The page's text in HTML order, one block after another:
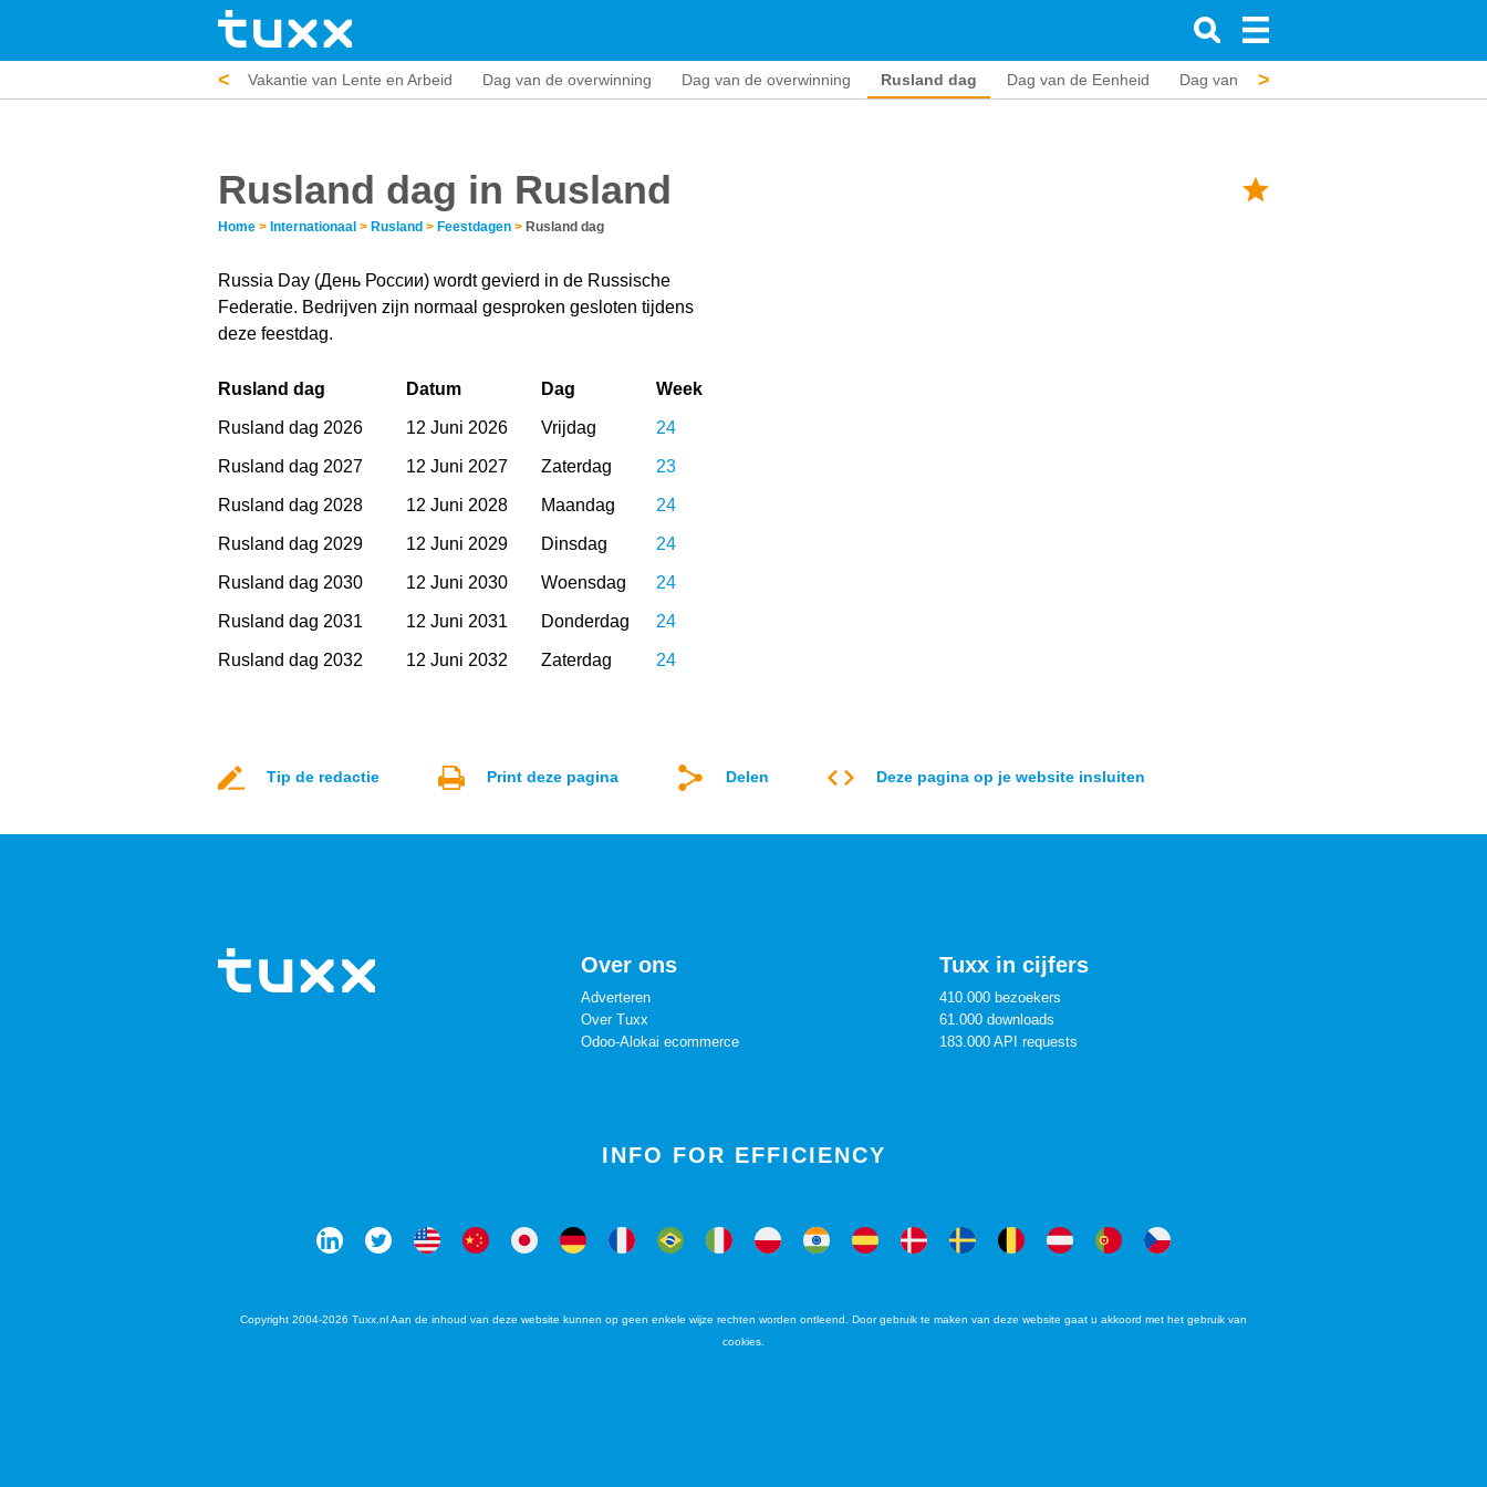
< Vakantie van Lente en Arbeid Dag van de overwinning Dag van de overwinning Rusland dag Dag van de Eenheid Dag van de Eenheid
>
Rusland dag in Rusland
Home > Internationaal > Rusland > Feestdagen > Rusland dag
Russia Day (День России) wordt gevierd in de Russische
Federatie. Bedrijven zijn normaal gesproken gesloten tijdens
deze feestdag.
Rusland dag Datum Dag Week
Rusland dag 2026 12 Juni 2026 Vrijdag 24
Rusland dag 2027 12 Juni 2027 Zaterdag 23
Rusland dag 2028 12 Juni 2028 Maandag 24
Rusland dag 2029 12 Juni 2029 Dinsdag 24
Rusland dag 2030 12 Juni 2030 Woensdag 24
Rusland dag 2031 12 Juni 2031 Donderdag 24
Rusland dag 2032 12 Juni 2032 Zaterdag 24
Tip de redactie Print deze pagina Delen Deze pagina op je website insluiten
Over ons
Adverteren
Over Tuxx
Odoo-Alokai ecommerce
Tuxx in cijfers
410.000 bezoekers
61.000 downloads
183.000 API requests
INFO FOR EFFICIENCY
Copyright 2004-2026 Tuxx.nl Aan de inhoud van deze website kunnen op geen enkele wijze rechten worden ontleend. Door gebruik te maken van deze website gaat u akkoord met het gebruik van
cookies.